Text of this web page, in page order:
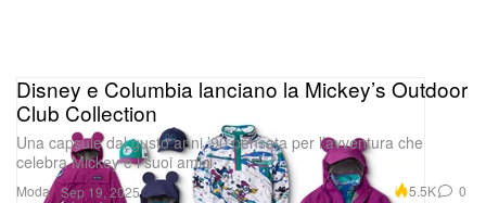
Moda
Disney e Columbia lanciano la Mickey’s Outdoor
Club Collection
Una capsule dal gusto anni ’90 pensata per l’avventura che
celebra Mickey e i suoi amici.
Sep 19, 2025 5.5K 0